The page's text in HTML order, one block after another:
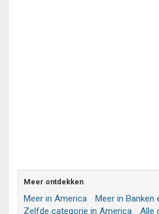
Meer ontdekken
Meer in America
Meer in Banken
Zelfde categorie in America
Alle